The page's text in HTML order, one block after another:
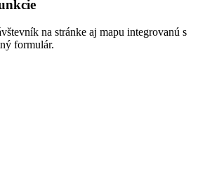
na stránke aj mapu integrovanú s
formulár.